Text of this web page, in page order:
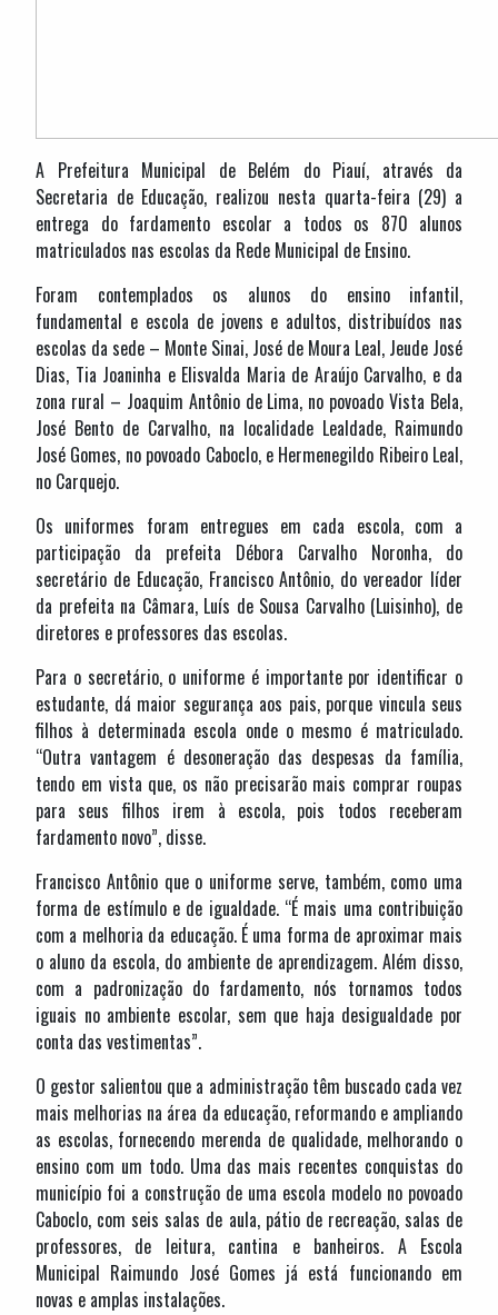
A Prefeitura Municipal de Belém do Piauí, através da
Secretaria de Educação, realizou nesta quarta-feira (29) a
entrega do fardamento escolar a todos os 870 alunos
matriculados nas escolas da Rede Municipal de Ensino.
Foram contemplados os alunos do ensino infantil,
fundamental e escola de jovens e adultos, distribuídos nas
escolas da sede – Monte Sinai, José de Moura Leal, Jeude José
Dias, Tia Joaninha e Elisvalda Maria de Araújo Carvalho, e da
zona rural – Joaquim Antônio de Lima, no povoado Vista Bela,
José Bento de Carvalho, na localidade Lealdade, Raimundo
José Gomes, no povoado Caboclo, e Hermenegildo Ribeiro Leal,
no Carquejo.
Os uniformes foram entregues em cada escola, com a
participação da prefeita Débora Carvalho Noronha, do
secretário de Educação, Francisco Antônio, do vereador líder
da prefeita na Câmara, Luís de Sousa Carvalho (Luisinho), de
diretores e professores das escolas.
Para o secretário, o uniforme é importante por identificar o
estudante, dá maior segurança aos pais, porque vincula seus
filhos à determinada escola onde o mesmo é matriculado.
“Outra vantagem é desoneração das despesas da família,
tendo em vista que, os não precisarão mais comprar roupas
para seus filhos irem à escola, pois todos receberam
fardamento novo”, disse.
Francisco Antônio que o uniforme serve, também, como uma
forma de estímulo e de igualdade. “É mais uma contribuição
com a melhoria da educação. É uma forma de aproximar mais
o aluno da escola, do ambiente de aprendizagem. Além disso,
com a padronização do fardamento, nós tornamos todos
iguais no ambiente escolar, sem que haja desigualdade por
conta das vestimentas”.
O gestor salientou que a administração têm buscado cada vez
mais melhorias na área da educação, reformando e ampliando
as escolas, fornecendo merenda de qualidade, melhorando o
ensino com um todo. Uma das mais recentes conquistas do
município foi a construção de uma escola modelo no povoado
Caboclo, com seis salas de aula, pátio de recreação, salas de
professores, de leitura, cantina e banheiros. A Escola
Municipal Raimundo José Gomes já está funcionando em
novas e amplas instalações.